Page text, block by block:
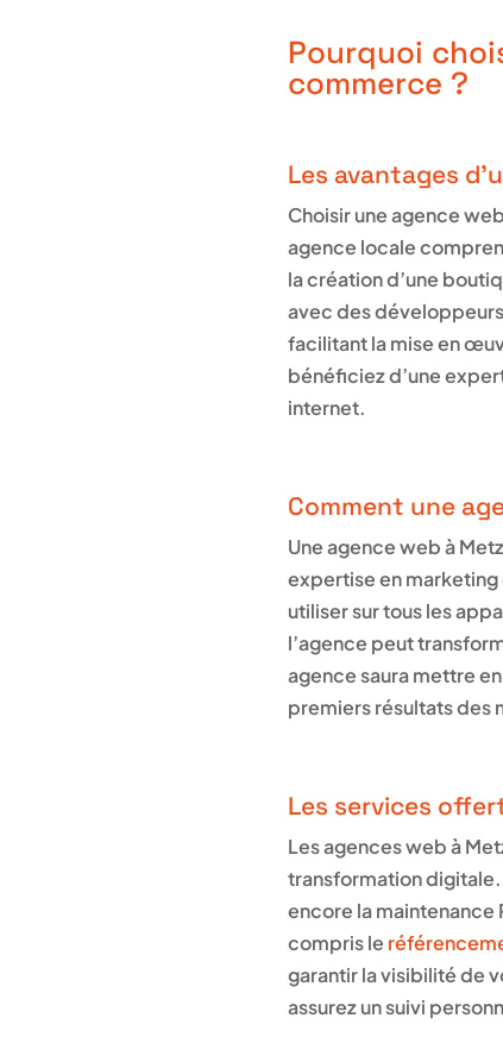
Pourquoi
commerce ?
Les avantages
Choisir une agence
agence locale
la création d’une
avec des
facilitant la mise en
bénéficiez d’une
internet.
Comment une
Une agence web à
expertise en
utiliser sur tous les
l’agence peut
agence saura mettre
premiers résultats des
Les services
Les agences web à
transformation
encore la maintenance
compris le
garantir la visibilité de
assurez un suivi